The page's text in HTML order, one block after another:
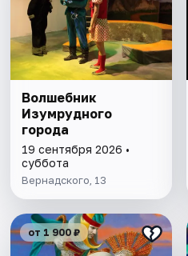
Волшебник
Изумрудного
города
19 сентября 2026 •
суббота
Вернадского, 13
от 1 900 ₽